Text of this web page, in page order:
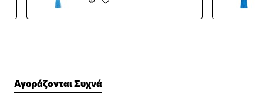
Αγοράζονται Συχνά